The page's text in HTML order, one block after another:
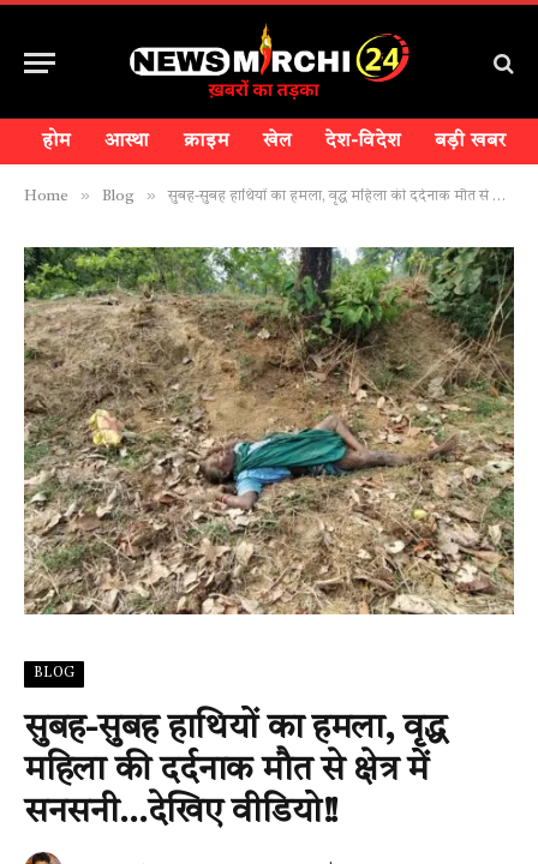
होम आस्था क्राइम खेल देश-विदेश बड़ी खबर
Home » Blog » सुबह-सुबह हाथियों का हमला, वृद्ध महिला की दर्दनाक मौत से क्षेत्र में सनसनी…देखिए वीडियो!!
BLOG
सुबह-सुबह हाथियों का हमला, वृद्ध
महिला की दर्दनाक मौत से क्षेत्र में
सनसनी…देखिए वीडियो!!